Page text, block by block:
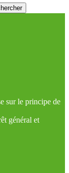
sur le principe de
général et